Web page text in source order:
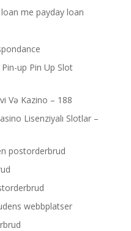
me payday loan
up Pin Up Slot
Və Kazino – 188
Lisenziyalı Slotlar –
postorderbrud
webbplatser